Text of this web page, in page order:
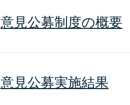
意見公募制度の概要
意見公募実施結果